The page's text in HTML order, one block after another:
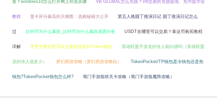
置？windows10怎么打开网上邻居步骤 VB GLOBAL怎么充值？VB交易所充值提现、充币提币全
教程 显卡评分最高的天梯图：选购秘籍大公开 第五人格园丁推演日记 园丁推演日记怎么
过 比特币为什么暴跌_比特币为什么暴跌原因分析 USDT在哪里可以交易？泰达币购买教程
详解 手把手教你把币从交易所提到imToken钱包 英雄联盟手游龙的传人能白嫖吗（英雄联盟
龙的传人值多少） 梦幻西游攻略（梦幻西游攻略站） TokenPocket/TP钱包是冷钱包还是热
钱包?TokenPocket钱包怎么样? 蜀门手游炼狱关卡攻略（蜀门手游炼魔阵攻略）